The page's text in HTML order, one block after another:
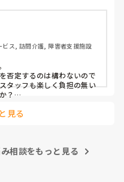
、第3者か、主宰する側の
はそこにこだわる？？
ス, 訪問介護, 障害者支援施設
否定するのは構わないので
タッフも楽しく負担の無い
？
見る
相談をもっと見る